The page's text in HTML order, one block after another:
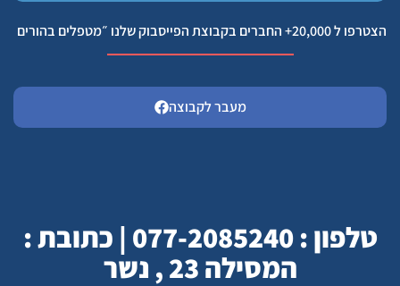
הצטרפו ל 20,000+ החברים בקבוצת הפייסבוק שלנו ״מטפלים בהורים
מעבר לקבוצה
טלפון : 077-2085240 | כתובת :
המסילה 23 , נשר